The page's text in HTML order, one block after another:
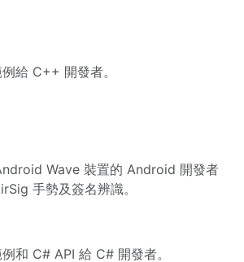
給 C++ 開發者。
Wave 裝置的 Android 開發者
手勢及簽名辨識。
和 C# API 給 C# 開發者。